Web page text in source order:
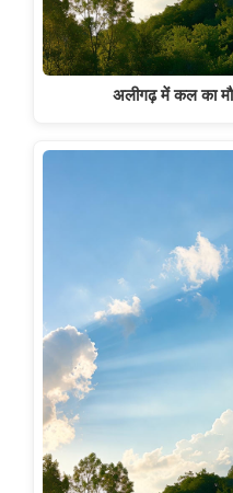
अलीगढ़ में कल का